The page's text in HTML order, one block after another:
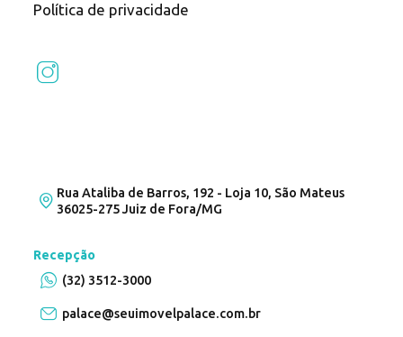
Política de privacidade
Rua Ataliba de Barros, 192 - Loja 10, São Mateus
36025-275 Juiz de Fora/MG
Recepção
(32) 3512-3000
palace@seuimovelpalace.com.br